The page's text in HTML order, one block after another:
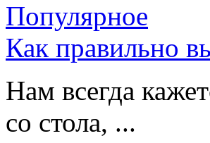
Популярное
Как правильно
Нам всегда
со стола, ...